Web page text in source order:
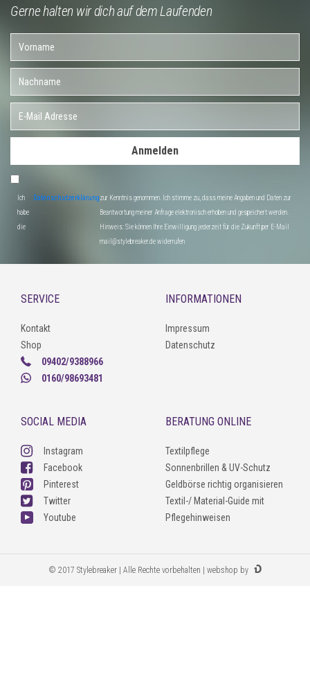
Gerne halten wir dich auf dem Laufenden
Anmelden
Ich
habe
die
Datenschutzerklärungzur Kenntnis genommen. Ich stimme zu, dass meine Angaben und Daten zur
Beantwortung meiner Anfrage elektronisch erhoben und gespeichert werden.
Hinweis: Sie können Ihre Einwilligung jederzeit für die Zukunft per E-Mail
mail@stylebreaker.de widerrufen
SERVICE
Kontakt
Shop
09402/9388966
0160/98693481
INFORMATIONEN
Impressum
Datenschutz
SOCIAL MEDIA
Instagram
Facebook
Pinterest
Twitter
Youtube
BERATUNG ONLINE
Textilpflege
Sonnenbrillen & UV-Schutz
Geldbörse richtig organisieren
Textil-/ Material-Guide mit
Pflegehinweisen
© 2017 Stylebreaker | Alle Rechte vorbehalten | webshop by